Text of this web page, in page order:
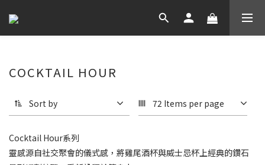
COCKTAIL HOUR
Sort by 72 Items per page
Cocktail Hour系列
靈感源自社交聚會的儀式感，將雞尾酒杯與威士忌杯上經典的鑽石